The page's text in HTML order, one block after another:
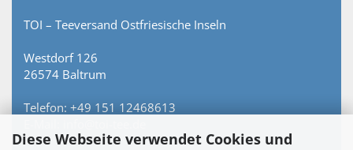
Diese Webseite verwendet Cookies und
TOI – Teeversand Ostfriesische Inseln
Westdorf 126
26574 Baltrum
Telefon: +49 151 12468613